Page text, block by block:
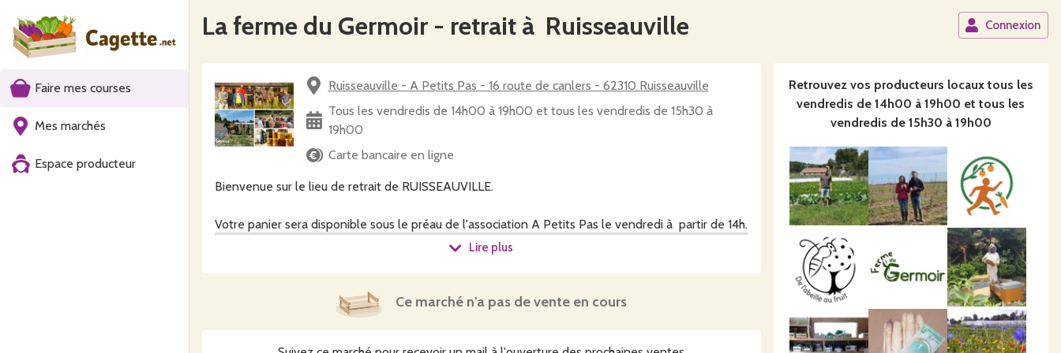
Faire mes courses
Mes marchés
Espace producteur
La ferme du Germoir - retrait à Ruisseauville Connexion
Ruisseauville - A Petits Pas - 16 route de canlers - 62310 Ruisseauville
Tous les vendredis de 14h00 à 19h00 et tous les vendredis de 15h30 à
19h00
Carte bancaire en ligne
Bienvenue sur le lieu de retrait de RUISSEAUVILLE.
Votre panier sera disponible sous le préau de l'association A Petits Pas le vendredi à partir de 14h.
Un lieu oà¹ se développent des projets, comme :
-l'accueil de personnes : en insertion en partenariat avec la Mas (Maison accueil solidarité) d'Huby
Lire plus
Ce marché n'a pas de vente en cours
Retrouvez vos producteurs locaux tous les
vendredis de 14h00 à 19h00 et tous les
vendredis de 15h30 à 19h00